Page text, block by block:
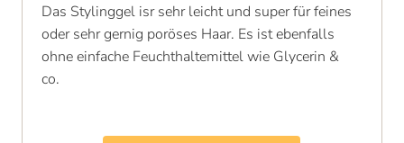
Das Stylinggel isr sehr leicht und super für feines
oder sehr gernig poröses Haar. Es ist ebenfalls
ohne einfache Feuchthaltemittel wie Glycerin &
co.